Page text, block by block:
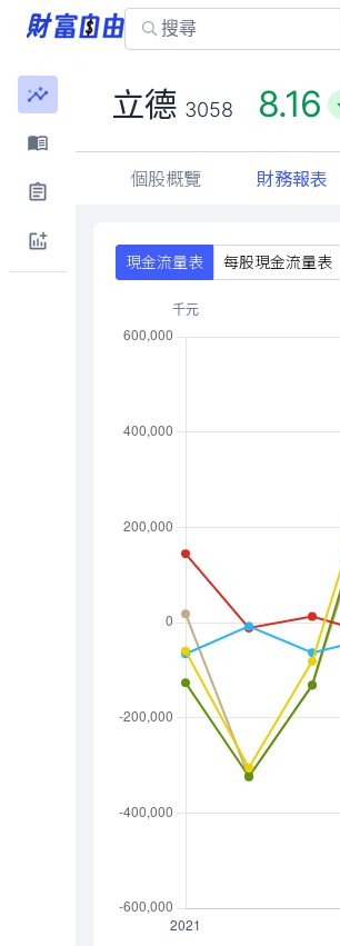
立德 3058 8.16
個股概覽 財務報表
現金流量表 每股現金流量表